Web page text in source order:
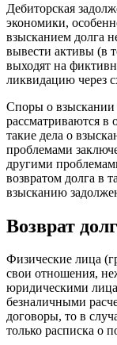
Дебиторская
экономики,
взысканием долга
вывести активы (в
выходят на
ликвидацию через
Споры о взыскании
рассматриваются в
такие дела о
проблемами
другими
возвратом долга в
взысканию
Возврат
Физические лица
свои отношения,
юридическими
безналичными
договоры, то в
только расписка о